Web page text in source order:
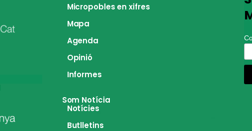
Micropobles en xifres
Mapa
Agenda
Opinió
Informes
Som Notícia
Notícies
Butlletins